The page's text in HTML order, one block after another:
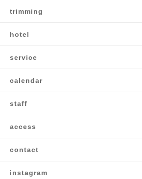
trimming
hotel
service
calendar
staff
access
contact
instagram